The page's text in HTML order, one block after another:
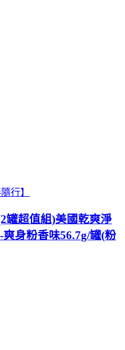
行】
罐超值組)美國乾爽淨
身粉香味56.7g/罐(粉